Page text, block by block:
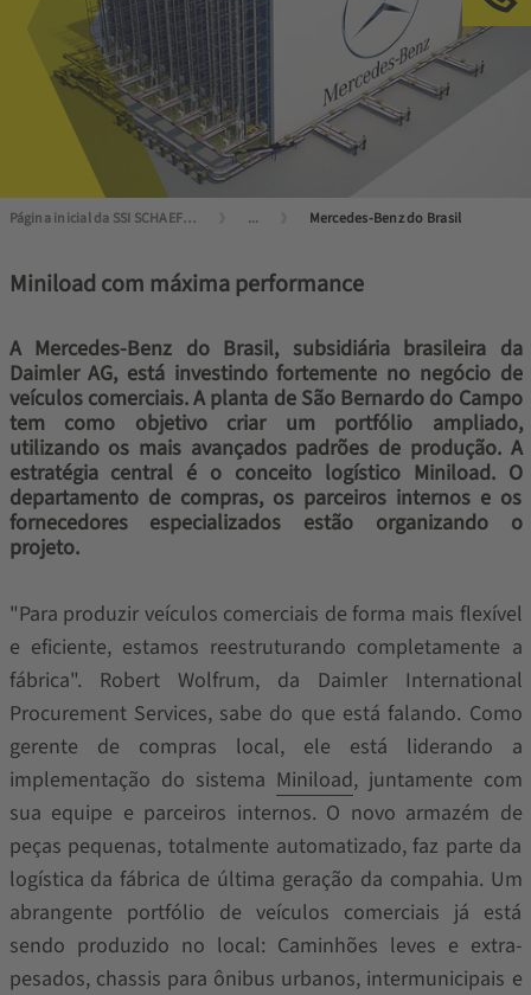
Página inicial da SSI SCHAEFER ... Mercedes-Benz do Brasil
Miniload com máxima performance
A Mercedes-Benz do Brasil, subsidiária brasileira da
Daimler AG, está investindo fortemente no negócio de
veículos comerciais. A planta de São Bernardo do Campo
tem como objetivo criar um portfólio ampliado,
utilizando os mais avançados padrões de produção. A
estratégia central é o conceito logístico Miniload. O
departamento de compras, os parceiros internos e os
fornecedores especializados estão organizando o
projeto.
"Para produzir veículos comerciais de forma mais flexível
e eficiente, estamos reestruturando completamente a
fábrica". Robert Wolfrum, da Daimler International
Procurement Services, sabe do que está falando. Como
gerente de compras local, ele está liderando a
implementação do sistema Miniload, juntamente com
sua equipe e parceiros internos. O novo armazém de
peças pequenas, totalmente automatizado, faz parte da
logística da fábrica de última geração da compahia. Um
abrangente portfólio de veículos comerciais já está
sendo produzido no local: Caminhões leves e extra-
pesados, chassis para ônibus urbanos, intermunicipais e